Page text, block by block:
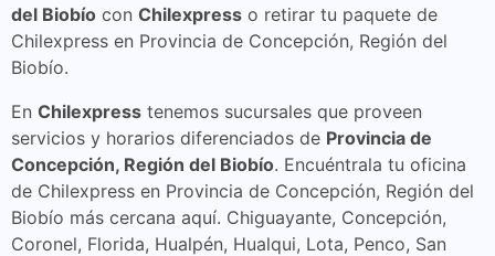
del Biobío con Chilexpress o retirar tu paquete de
Chilexpress en Provincia de Concepción, Región del
Biobío.
En Chilexpress tenemos sucursales que proveen
servicios y horarios diferenciados de Provincia de
Concepción, Región del Biobío. Encuéntrala tu oficina
de Chilexpress en Provincia de Concepción, Región del
Biobío más cercana aquí. Chiguayante, Concepción,
Coronel, Florida, Hualpén, Hualqui, Lota, Penco, San